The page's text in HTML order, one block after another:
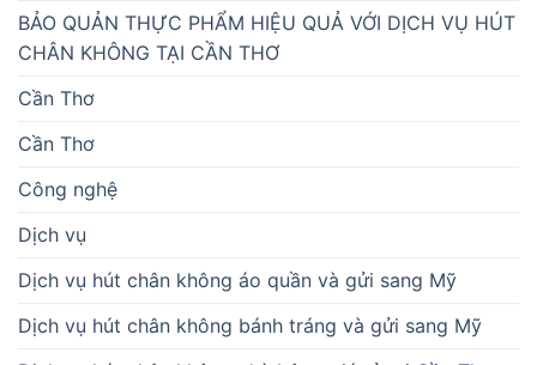
BẢO QUẢN THỰC PHẨM HIỆU QUẢ VỚI DỊCH VỤ HÚT
CHÂN KHÔNG TẠI CẦN THƠ
Cần Thơ
Cần Thơ
Công nghệ
Dịch vụ
Dịch vụ hút chân không áo quần và gửi sang Mỹ
Dịch vụ hút chân không bánh tráng và gửi sang Mỹ